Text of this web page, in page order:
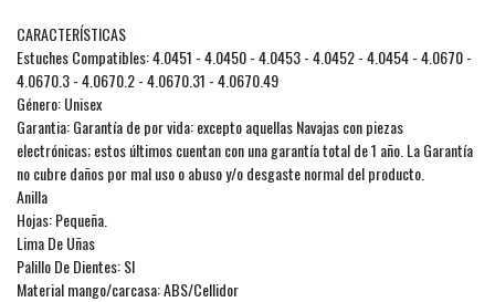
CARACTERÍSTICAS
Estuches Compatibles: 4.0451 - 4.0450 - 4.0453 - 4.0452 - 4.0454 - 4.0670 -
4.0670.3 - 4.0670.2 - 4.0670.31 - 4.0670.49
Género: Unisex
Garantia: Garantía de por vida: excepto aquellas Navajas con piezas
electrónicas; estos últimos cuentan con una garantía total de 1 año. La Garantía
no cubre daños por mal uso o abuso y/o desgaste normal del producto.
Anilla
Hojas: Pequeña.
Lima De Uñas
Palillo De Dientes: SI
Material mango/carcasa: ABS/Cellidor